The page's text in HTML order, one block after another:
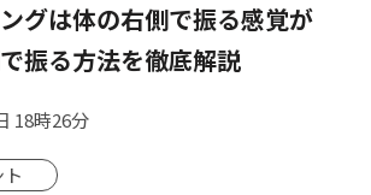
グは体の右側で振る感覚が
振る方法を徹底解説
18時26分